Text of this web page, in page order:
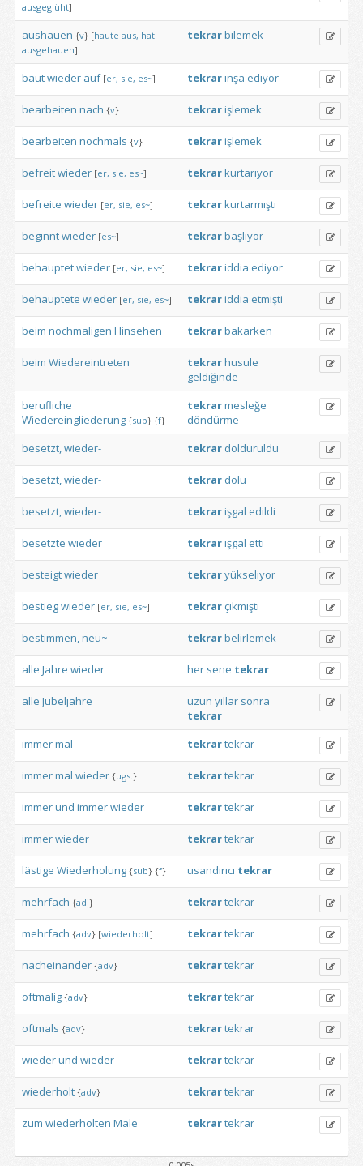
ausgeglüht]
aushauen {v} [haute aus, hat
ausgehauen]
tekrarbilemek
bautwieder auf [er, sie, es~] tekrarinşa ediyor
bearbeiten nach {v} tekrarişlemek
bearbeiten nochmals {v} tekrarişlemek
befreitwieder [er, sie, es~] tekrarkurtarıyor
befreite wieder [er, sie, es~] tekrarkurtarmıştı
beginntwieder [es~] tekrarbaşlıyor
behauptetwieder [er, sie, es~] tekrariddia ediyor
behauptete wieder [er, sie, es~] tekrariddia etmişti
beim nochmaligen Hinsehen tekrarbakarken
beim Wiedereintreten tekrarhusule
geldiğinde
berufliche
Wiedereingliederung {sub} {f}
tekrarmesleğe
döndürme
besetzt,wieder- tekrar dolduruldu
besetzt,wieder- tekrar dolu
besetzt,wieder- tekrarişgal edildi
besetzte wieder tekrarişgal etti
besteigtwieder tekraryükseliyor
bestiegwieder [er, sie, es~] tekrar çıkmıştı
bestimmen,neu~ tekrarbelirlemek
alle Jahre wieder her sene tekrar
alle Jubeljahre uzun yıllar sonra
tekrar
immermal tekrartekrar
immermal wieder {ugs.} tekrartekrar
immerund immerwieder tekrartekrar
immerwieder tekrartekrar
lästige Wiederholung {sub} {f} usandırıcı tekrar
mehrfach {adj} tekrartekrar
mehrfach {adv} [wiederholt] tekrartekrar
nacheinander {adv} tekrartekrar
oftmalig {adv} tekrartekrar
oftmals {adv} tekrartekrar
wiederund wieder tekrartekrar
wiederholt {adv} tekrartekrar
zum wiederholten Male tekrartekrar